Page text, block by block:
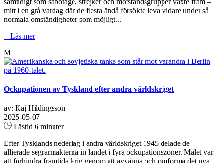
samtidigt som sabotage, strejker och motståndsgrupper växte fram –
mitt i en grå vardag där de flesta ändå försökte leva vidare under så
normala omständigheter som möjligt...
+ Läs mer
M
Ockupationen av Tyskland efter andra världskriget
av: Kaj Hildingsson
2025-05-07
Lästid 6 minuter
Efter Tysklands nederlag i andra världskriget 1945 delade de
allierade segrarmakterna in landet i fyra ockupationszoner. Målet var
att förhindra framtida krig genom att avväpna och omforma det nya